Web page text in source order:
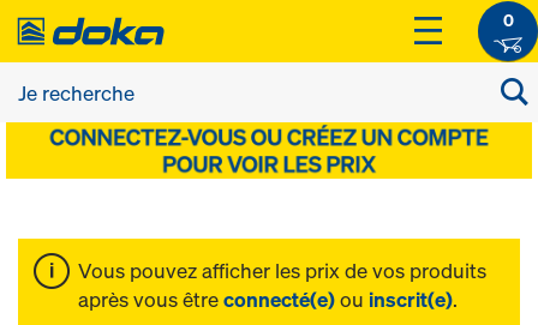
0
Vous pouvez afficher les prix de vos produits
après vous êtreconnecté(e)ou inscrit(e).